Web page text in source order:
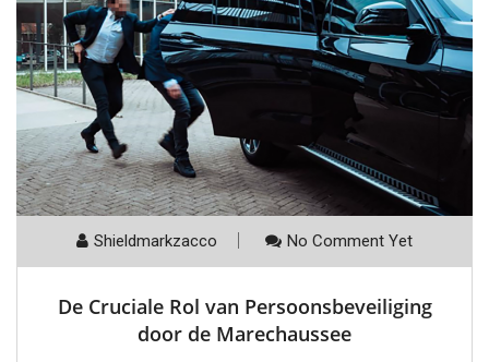
Shieldmarkzacco No Comment Yet
De Cruciale Rol van Persoonsbeveiliging
door de Marechaussee